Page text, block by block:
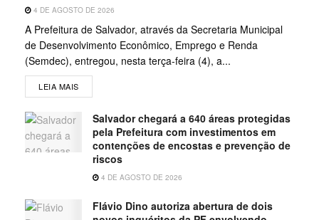
4 DE AGOSTO DE 2026
A Prefeitura de Salvador, através da Secretaria Municipal
de Desenvolvimento Econômico, Emprego e Renda
(Semdec), entregou, nesta terça-feira (4), a...
LEIA MAIS
Salvador chegará a 640 áreas protegidas
pela Prefeitura com investimentos em
contenções de encostas e prevenção de
riscos
4 DE AGOSTO DE 2026
Flávio Dino autoriza abertura de dois